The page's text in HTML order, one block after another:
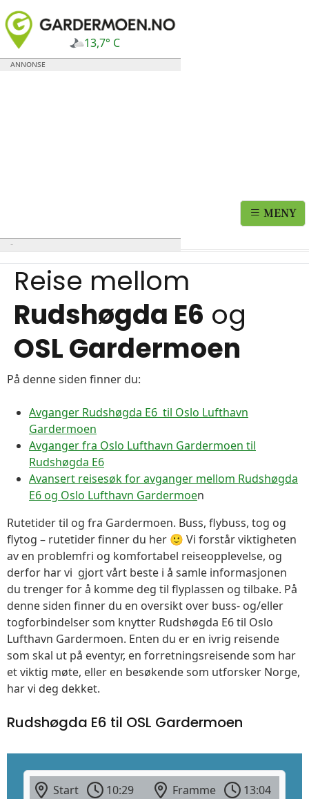
13,7° C
MENY
Reise mellom
Rudshøgda E6 og
OSL Gardermoen
På denne siden finner du:
Avganger Rudshøgda E6 til Oslo Lufthavn
Gardermoen
Avganger fra Oslo Lufthavn Gardermoen til
Rudshøgda E6
Avansert reisesøk for avganger mellom Rudshøgda
E6 og Oslo Lufthavn Gardermoen
Rutetider til og fra Gardermoen. Buss, flybuss, tog og
flytog – rutetider finner du her 🙂 Vi forstår viktigheten
av en problemfri og komfortabel reiseopplevelse, og
derfor har vi gjort vårt beste i å samle informasjonen
du trenger for å komme deg til flyplassen og tilbake. På
denne siden finner du en oversikt over buss- og/eller
togforbindelser som knytter Rudshøgda E6 til Oslo
Lufthavn Gardermoen. Enten du er en ivrig reisende
som skal ut på eventyr, en forretningsreisende som har
et viktig møte, eller en besøkende som utforsker Norge,
har vi deg dekket.
Rudshøgda E6 til OSL Gardermoen
Start 10:29 Framme
13:04